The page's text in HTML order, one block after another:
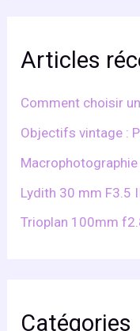
h
eArticles
Comment choisir
Objectifs vintage :
Lydith 30 mm F3.5
Trioplan 100mm
Catégories